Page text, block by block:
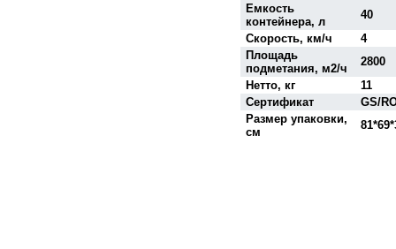
Емкость
контейнера, л
40
Скорость, км/ч
4
Площадь
подметания, м2/ч
2800
Нетто, кг
11
Сертификат
GS/
Размер упаковки,
см